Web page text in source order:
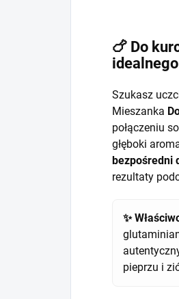
🍗 Do
Szukasz
Mieszanka
połączeniu
głęboki
bezpośredni
rezultaty
✨
pieprzu i